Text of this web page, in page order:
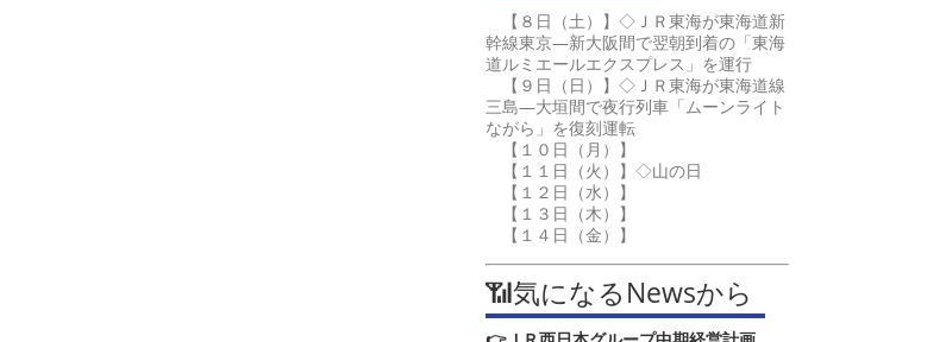
【８日（土）】◇ＪＲ東海が東海道新
幹線東京―新大阪間で翌朝到着の「東海
道ルミエールエクスプレス」を運行
【９日（日）】◇ＪＲ東海が東海道線
三島―大垣間で夜行列車「ムーンライト
ながら」を復刻運転
【１０日（月）】
【１１日（火）】◇山の日
【１２日（水）】
【１３日（木）】
【１４日（金）】
📶気になるNewsから